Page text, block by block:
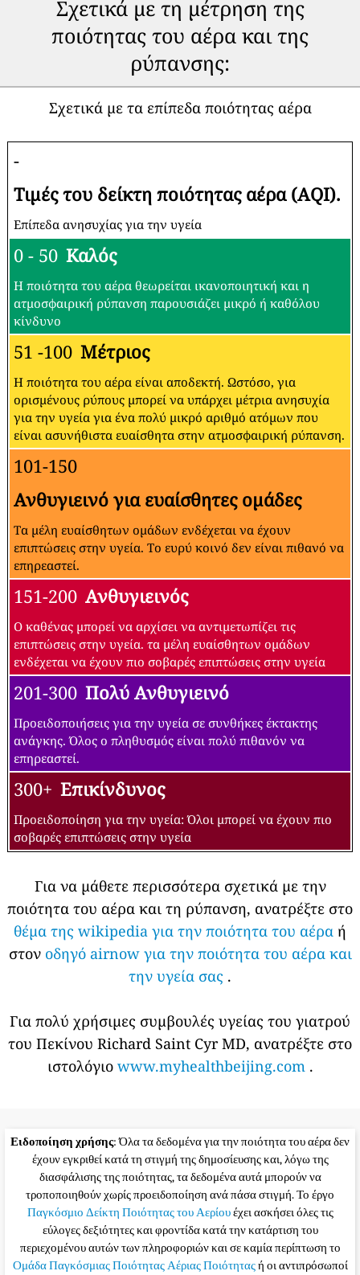
Σχετικά με τη μέτρηση της
ποιότητας του αέρα και της
ρύπανσης:
Σχετικά με τα επίπεδα ποιότητας αέρα
-
Τιμές του δείκτη ποιότητας αέρα (AQI).
Επίπεδα ανησυχίας για την υγεία
0 - 50 Καλός
Η ποιότητα του αέρα θεωρείται ικανοποιητική και η
ατμοσφαιρική ρύπανση παρουσιάζει μικρό ή καθόλου
κίνδυνο
51 -100 Μέτριος
Η ποιότητα του αέρα είναι αποδεκτή. Ωστόσο, για
ορισμένους ρύπους μπορεί να υπάρχει μέτρια ανησυχία
για την υγεία για ένα πολύ μικρό αριθμό ατόμων που
είναι ασυνήθιστα ευαίσθητα στην ατμοσφαιρική ρύπανση.
101-150
Ανθυγιεινό για ευαίσθητες ομάδες
Τα μέλη ευαίσθητων ομάδων ενδέχεται να έχουν
επιπτώσεις στην υγεία. Το ευρύ κοινό δεν είναι πιθανό να
επηρεαστεί.
151-200 Ανθυγιεινός
Ο καθένας μπορεί να αρχίσει να αντιμετωπίζει τις
επιπτώσεις στην υγεία. τα μέλη ευαίσθητων ομάδων
ενδέχεται να έχουν πιο σοβαρές επιπτώσεις στην υγεία
201-300 Πολύ Ανθυγιεινό
Προειδοποιήσεις για την υγεία σε συνθήκες έκτακτης
ανάγκης. Όλος ο πληθυσμός είναι πολύ πιθανόν να
επηρεαστεί.
300+ Επικίνδυνος
Προειδοποίηση για την υγεία: Όλοι μπορεί να έχουν πιο
σοβαρές επιπτώσεις στην υγεία
Για να μάθετε περισσότερα σχετικά με την
ποιότητα του αέρα και τη ρύπανση, ανατρέξτε στο
θέμα της wikipedia για την ποιότητα του αέρα ή
στον οδηγό airnow για την ποιότητα του αέρα και
την υγεία σας .
Για πολύ χρήσιμες συμβουλές υγείας του γιατρού
του Πεκίνου Richard Saint Cyr MD, ανατρέξτε στο
ιστολόγιο www.myhealthbeijing.com.
Ειδοποίηση χρήσης: Όλα τα δεδομένα για την ποιότητα του αέρα δεν
έχουν εγκριθεί κατά τη στιγμή της δημοσίευσης και, λόγω της
διασφάλισης της ποιότητας, τα δεδομένα αυτά μπορούν να
τροποποιηθούν χωρίς προειδοποίηση ανά πάσα στιγμή. Το έργο
Παγκόσμιο Δείκτη Ποιότητας του Αερίουέχει ασκήσει όλες τις
εύλογες δεξιότητες και φροντίδα κατά την κατάρτιση του
περιεχομένου αυτών των πληροφοριών και σε καμία περίπτωση το
Ομάδα Παγκόσμιας Ποιότητας Αέριας Ποιότηταςή οι αντιπρόσωποί